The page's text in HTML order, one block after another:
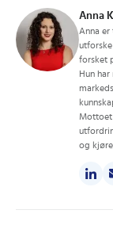
Anna
Anna
forsket
Hun
Mottoet
og